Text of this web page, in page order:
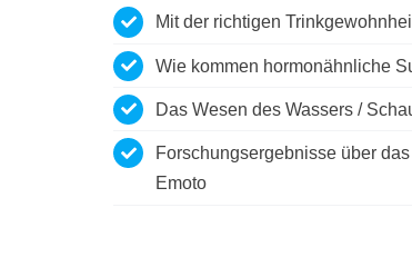
Mit der richtigen
Wie kommen hormonähnliche
Das Wesen des Wassers /
Forschungsergebnisse über
Emoto